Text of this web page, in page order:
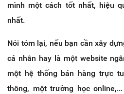
mình một cách tốt nhất, hiệu
nhất.
Nói tóm lại, nếu bạn cần xây
cá nhân hay là một website
một hệ thống bán hàng trực
thông, một trường học